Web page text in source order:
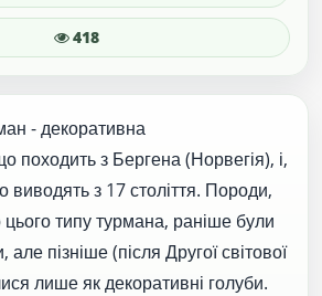
418
- декоративна
походить з Бергена (Норвегія), і,
виводять з 17 століття. Породи,
цього типу турмана, раніше були
пізніше (після Другої світової
лише як декоративні голуби.